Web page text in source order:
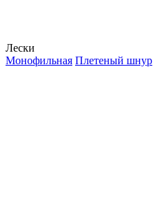
Лески
Монофильная Плетеный шнур